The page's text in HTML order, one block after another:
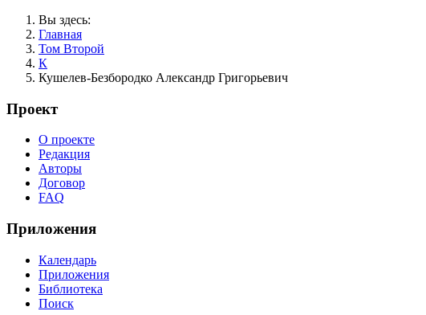
Вы здесь:
Главная
Том Второй
К
Кушелев-Безбородко Александр Григорьевич
Проект
О проекте
Редакция
Авторы
Договор
FAQ
Приложения
Календарь
Приложения
Библиотека
Поиск